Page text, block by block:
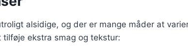
alsidige, og der er mange måder at
tilføje ekstra smag og tekstur: